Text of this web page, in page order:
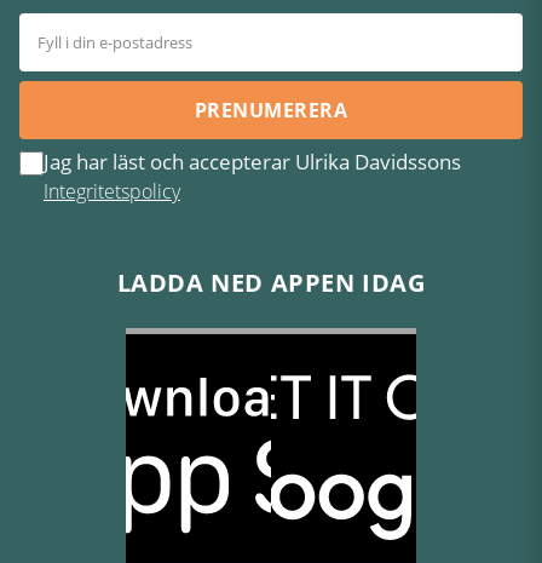
PRENUMERERA
Jag har läst och accepterar Ulrika Davidssons
Integritetspolicy
LADDA NED APPEN IDAG